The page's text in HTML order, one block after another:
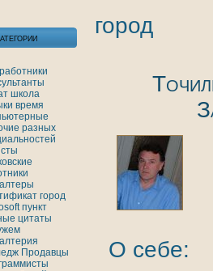
шкoла
время
разных
город
пункт
цитаты
Продавцы
город
О себе: